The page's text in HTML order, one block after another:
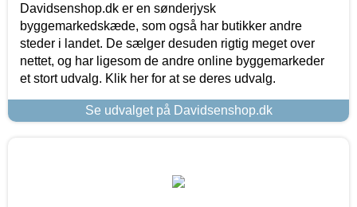
Davidsenshop.dk er en sønderjysk
byggemarkedskæde, som også har butikker andre
steder i landet. De sælger desuden rigtig meget over
nettet, og har ligesom de andre online byggemarkeder
et stort udvalg. Klik her for at se deres udvalg.
Se udvalget på Davidsenshop.dk